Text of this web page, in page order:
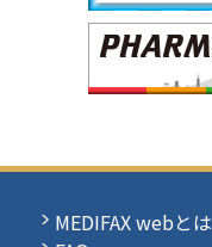
MEDIFAX webとは